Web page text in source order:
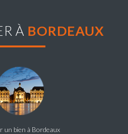
À BORDEAUX
un bien à Bordeaux